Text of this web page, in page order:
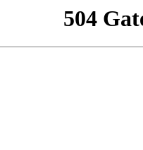
504